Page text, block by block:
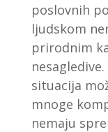
poslovnih
ljudskom
prirodnim
situacija
mnoge
nemaju